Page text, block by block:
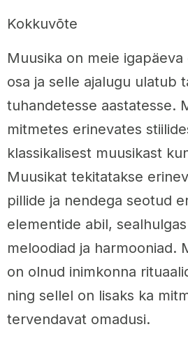
Kokkuvõte
Muusika on meie
osa ja selle ajalugu ulatub
tuhandetesse aastatesse.
mitmetes erinevates
klassikalisest muusikast
Muusikat tekitatakse
pillide ja nendega seotud
elementide abil,
meloodiad ja harmooniad.
on olnud inimkonna
ning sellel on lisaks ka
tervendavat omadusi.